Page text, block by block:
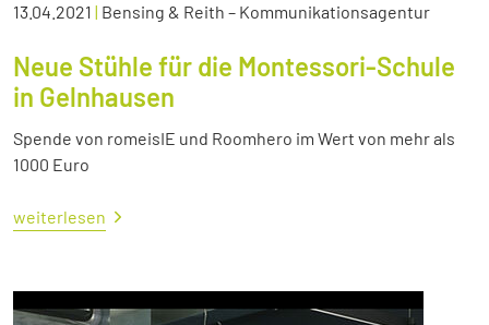
13.04.2021 | Bensing & Reith – Kommunikationsagentur
Neue Stühle für die Montessori-Schule
in Gelnhausen
Spende von romeisIE und Roomhero im Wert von mehr als
1000 Euro
weiterlesen